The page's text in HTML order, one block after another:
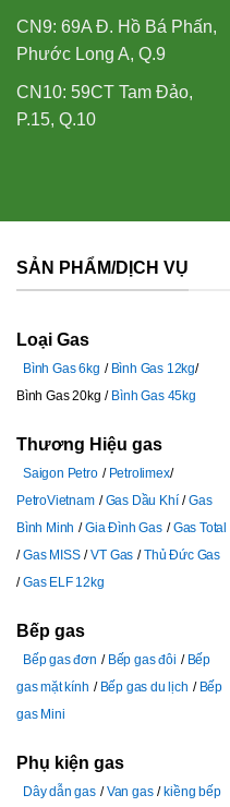
CN9: 69A Đ. Hồ Bá Phấn,
Phước Long A, Q.9
CN10: 59CT Tam Đảo,
P.15, Q.10
SẢN PHẨM/DỊCH VỤ
Loại Gas
Bình Gas 6kg
Bình Gas 12kg
Bình Gas 20kg
Bình Gas 45kg
Thương Hiệu gas
Saigon Petro
Petrolimex
PetroVietnam
Gas Dầu Khí
Gas
Bình Minh
Gia Đình Gas
Gas Total
Gas MISS
VT Gas
Thủ Đức Gas
Gas ELF 12kg
Bếp gas
Bếp gas đơn Bếp gas đôi
Bếp
gas mặt kính
Bếp gas du lịch
Bếp
gas Mini
Phụ kiện gas
Dây dẫn gas Van gas
kiềng bếp